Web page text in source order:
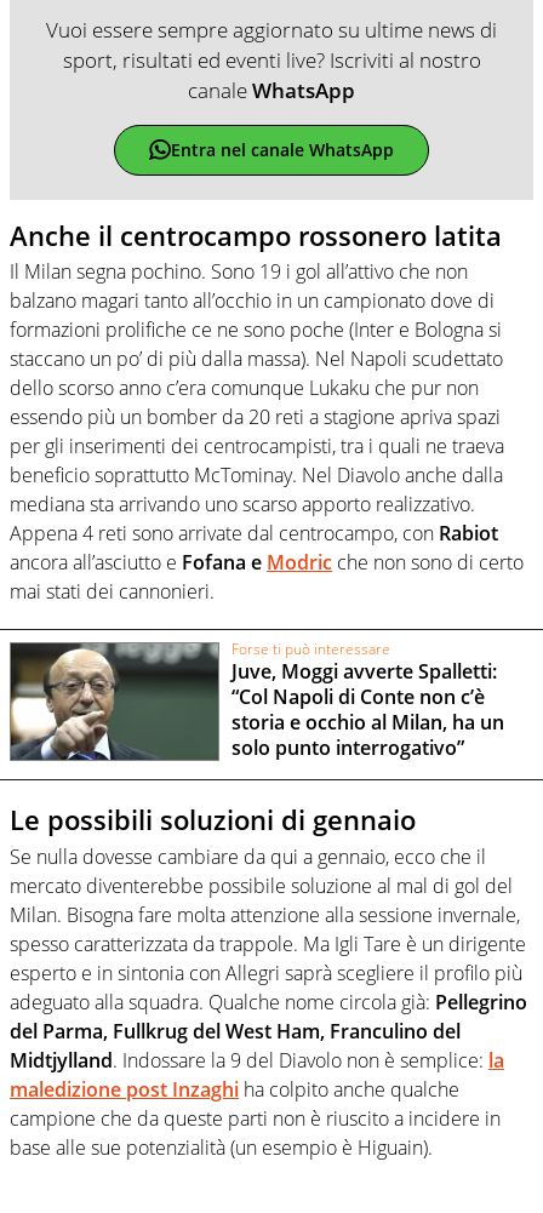
Vuoi essere sempre aggiornato su ultime news di
sport, risultati ed eventi live? Iscriviti al nostro
canaleWhatsApp
Entra nel canale WhatsApp
Anche il centrocampo rossonero latita
Il Milan segna pochino. Sono 19 i gol all’attivo che non
balzano magari tanto all’occhio in un campionato dove di
formazioni prolifiche ce ne sono poche (Inter e Bologna si
staccano un po’ di più dalla massa). Nel Napoli scudettato
dello scorso anno c’era comunque Lukaku che pur non
essendo più un bomber da 20 reti a stagione apriva spazi
per gli inserimenti dei centrocampisti, tra i quali ne traeva
beneficio soprattutto McTominay. Nel Diavolo anche dalla
mediana sta arrivando uno scarso apporto realizzativo.
Appena 4 reti sono arrivate dal centrocampo, con Rabiot
ancora all’asciutto e Fofana e Modric che non sono di certo
mai stati dei cannonieri.
Forse ti può interessare
Juve, Moggi avverte Spalletti:
“Col Napoli di Conte non c’è
storia e occhio al Milan, ha un
solo punto interrogativo”
Le possibili soluzioni di gennaio
Se nulla dovesse cambiare da qui a gennaio, ecco che il
mercato diventerebbe possibile soluzione al mal di gol del
Milan. Bisogna fare molta attenzione alla sessione invernale,
spesso caratterizzata da trappole. Ma Igli Tare è un dirigente
esperto e in sintonia con Allegri saprà scegliere il profilo più
adeguato alla squadra. Qualche nome circola già: Pellegrino
del Parma, Fullkrug del West Ham, Franculino del
Midtjylland. Indossare la 9 del Diavolo non è semplice: la
maledizione post Inzaghi ha colpito anche qualche
campione che da queste parti non è riuscito a incidere in
base alle sue potenzialità (un esempio è Higuain).